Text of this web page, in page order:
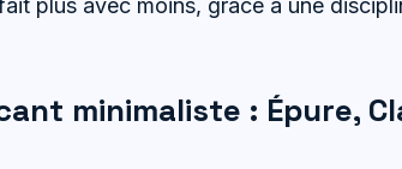
plus avec moins, grâce à une
minimaliste : Épure,